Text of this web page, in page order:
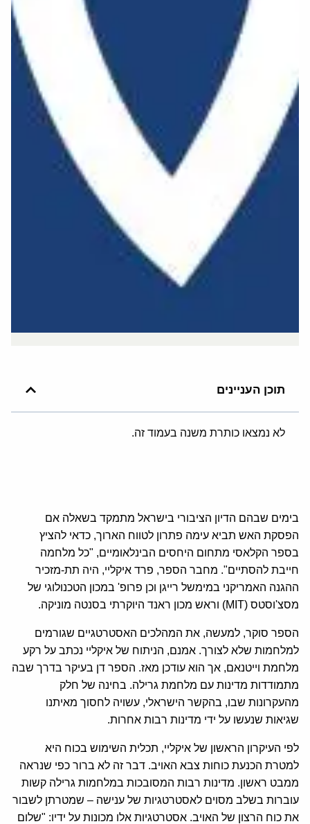
תוכן העניינים
לא נמצאו כותרת משנה בעמוד זה.
בימים שבהם הדיון הציבורי בישראל מתמקד בשאלה אם
הפסקת האש תביא עימה פתרון לטווח הארוך, כדאי להציץ
בספר הקלאסי מתחום היחסים הבינלאומיים, "כל מלחמה
חייבת להסתיים". מחבר הספר, פרד איקליי, היה תת-מזכיר
ההגנה האמריקני במימשל רייגן וכן פרופ' במכון הטכנולוגי של
מסצ'וסטס (MIT) וראש מכון ראנד היוקרתי בסנטה מוניקה.
הספר סוקר, למעשה, את המהלכים האסטרטגיים שגורמים
למלחמות שלא לצורך. אמנם, הניתוח של איקליי נכתב על רקע
מלחמת וייטנאם, אך הוא עודכן מאז. הספר דן בעיקר בדרך שבה
מתמודדות מדינות עם מלחמת גרילה. בחינה של חלק
מהעקרונות שבו, בהקשר הישראלי, עשויה לחסוך מאיתנו
שגיאות שנעשו על ידי מדינות רבות אחרות.
לפי העיקרון הראשון של איקליי, תכלית השימוש בכוח היא
למטרת הכנעת כוחות צבא האויב. דבר זה לא ברור כפי שנראה
ממבט ראשון. מדינות רבות המסובכות במלחמות גרילה קשות
עוברות בשלב מסוים לאסטרטגיות של ענישה – שמטרתן לשבור
את כוח הרצון של האויב. אסטרטגיות אלו מכונות על ידיו: "שלום